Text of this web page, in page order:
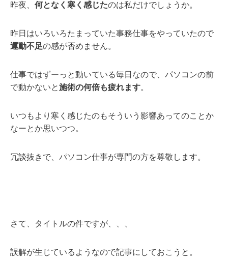
昨夜、 何となく寒く感じたのは私だけでしょうか。
昨日はいろいろたまっていた事務仕事をやっていたので
運動不足の感が否めません。
仕事ではずーっと動いている毎日なので、パソコンの前
で動かないと施術の何倍も疲れます。
いつもより寒く感じたのもそういう影響あってのことか
なーとか思いつつ。
冗談抜きで、パソコン仕事が専門の方を尊敬します。
さて、タイトルの件ですが、、、
誤解が生じているようなので記事にしておこうと。